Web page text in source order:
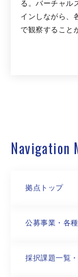
る。バーチャル
インしながら、
で観察すること
Navigation
拠点トップ
公募事業・ 各
採択課題一覧・